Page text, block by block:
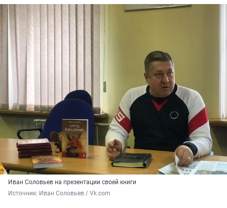
Иван Соловьев на презентации своей книги
Источник: Иван Соловьев / Vk.com